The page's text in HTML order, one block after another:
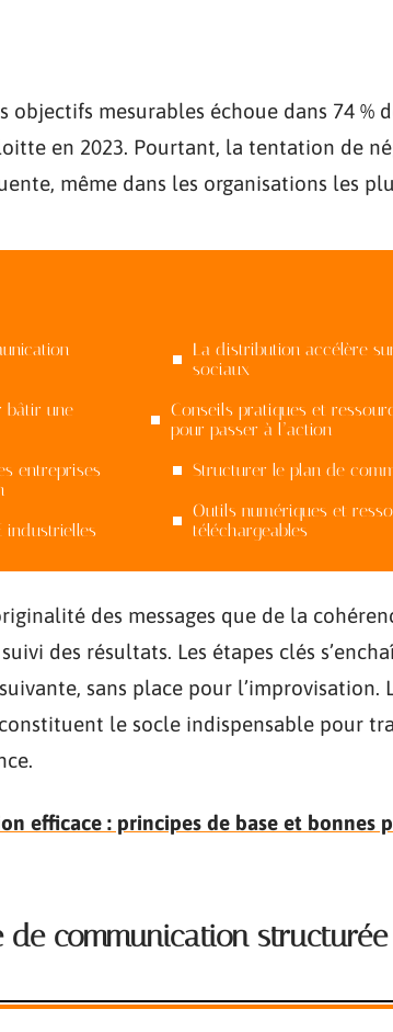
mesurables échoue dans 74 %
en 2023. Pourtant, la tentation de
même dans les organisations les
bâtir une
entreprises
industrielles
La distribution accélère
sociaux
Conseils pratiques et
pour passer à l’action
Structurer le plan de
Outils numériques et
téléchargeables
des messages que de la
des résultats. Les étapes clés
sans place pour l’improvisation.
le socle indispensable pour
efficace : principes de base et bonnes
de communication